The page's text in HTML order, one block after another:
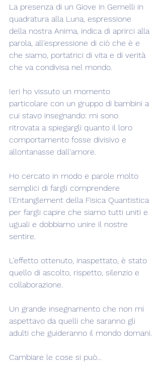
La presenza di un Giove in Gemelli in
quadratura alla Luna, espressione
della nostra Anima, indica di aprirci alla
parola, all'espressione di ciò che è e
che siamo, portatrici di vita e di verità
che va condivisa nel mondo.
Ieri ho vissuto un momento
particolare con un gruppo di bambini a
cui stavo insegnando: mi sono
ritrovata a spiegargli quanto il loro
comportamento fosse divisivo e
allontanasse dall'amore.
Ho cercato in modo e parole molto
semplici di fargli comprendere
l'Entanglement della Fisica Quantistica
per fargli capire che siamo tutti uniti e
uguali e dobbiamo unire il nostre
sentire.
L'effetto ottenuto, inaspettato, è stato
quello di ascolto, rispetto, silenzio e
collaborazione.
Un grande insegnamento che non mi
aspettavo da quelli che saranno gli
adulti che guideranno il mondo domani.
Cambiare le cose si può...